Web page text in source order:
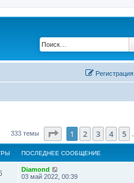
Регистрация
333 темы Страница1 из 14
1 2 3 4 5
ПОСЛЕДНЕЕ СООБЩЕНИЕ
Diamond
03 май 2022, 00:39